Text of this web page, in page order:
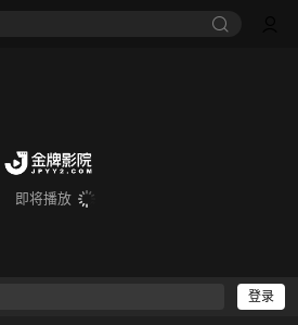
即将播放
登录